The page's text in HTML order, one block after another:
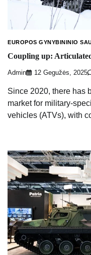
EUROPOS GYNYBININIO
Coupling up:
Admin 12 Gegužės, 2025
Since 2020, there has
market for military-
vehicles (ATVs), with